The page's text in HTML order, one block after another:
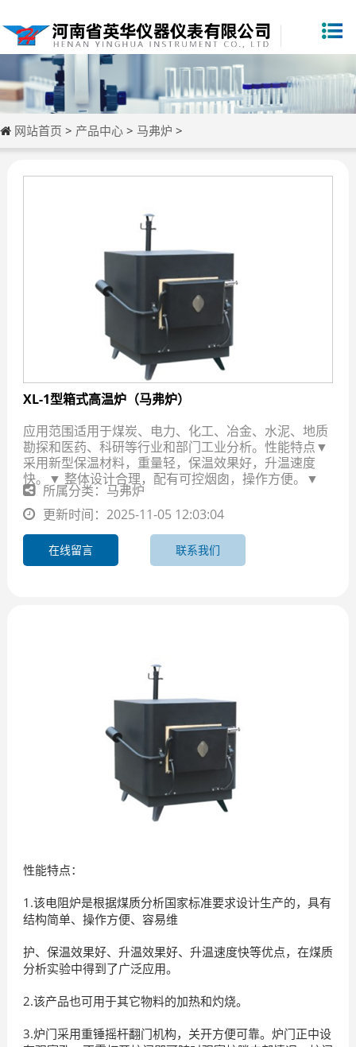
网站首页 > 产品中心 > 马弗炉 >
XL-1型箱式高温炉（马弗炉）
应用范围适用于煤炭、电力、化工、冶金、水泥、地质
勘探和医药、科研等行业和部门工业分析。性能特点▼
采用新型保温材料，重量轻，保温效果好，升温速度
快。▼ 整体设计合理，配有可控烟囱，操作方便。▼
所属分类：马弗炉
更新时间：2025-11-05 12:03:04
在线留言 联系我们
性能特点：
1.该电阻炉是根据煤质分析国家标准要求设计生产的，具有
结构简单、操作方便、容易维
护、保温效果好、升温效果好、升温速度快等优点，在煤质
分析实验中得到了广泛应用。
2.该产品也可用于其它物料的加热和灼烧。
3.炉门采用重锤摇杆翻门机构，关开方便可靠。炉门正中设